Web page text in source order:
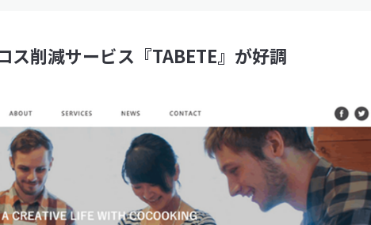
ス削減サービス『TABETE』が好調